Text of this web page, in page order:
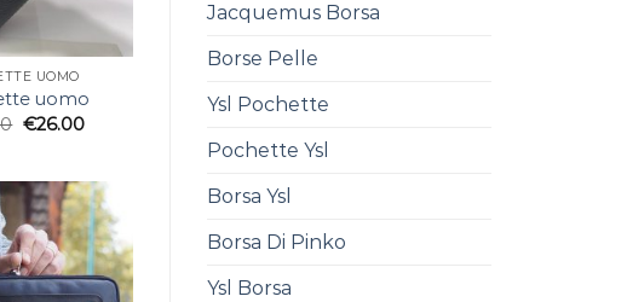
Jacquemus Borsa
Borse Pelle
Ysl Pochette
Pochette Ysl
Borsa Ysl
Borsa Di Pinko
Ysl Borsa
UOMO
uomo
€26.00